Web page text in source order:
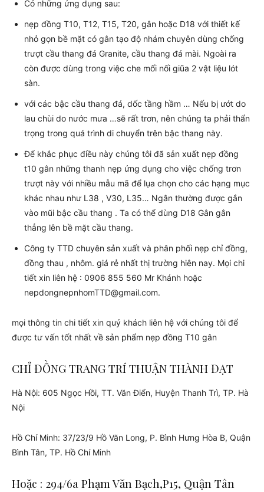
Có những ứng dụng sau:
nẹp đồng T10, T12, T15, T20, gân hoặc D18 với thiết kế
nhỏ gọn bề mặt có gân tạo độ nhám chuyên dùng chống
trượt cầu thang đá Granite, cầu thang đá mài. Ngoài ra
còn được dùng trong việc che mối nối giũa 2 vật liệu lót
sàn.
với các bậc cầu thang đá, dốc tầng hầm … Nếu bị ướt do
lau chùi do nước mưa …sẽ rất trơn, nên chúng ta phải thẩn
trọng trong quá trình di chuyển trên bậc thang này.
Để khắc phục điều này chúng tôi đã sản xuất nẹp đồng
t10 gân những thanh nẹp ứng dụng cho việc chống trơn
trượt này với nhiều mẫu mã để lụa chọn cho các hạng mục
khác nhau như L38 , V30, L35… Ngân thường được gắn
vào mũi bậc cầu thang . Ta có thể dùng D18 Gân gắn
thẳng lên bề mặt cầu thang.
Công ty TTD chuyên sản xuất và phân phối nẹp chỉ đồng,
đồng thau , nhôm. giá rẻ nhất thị trường hiên nay. Mọi chi
tiết xin liên hệ : 0906 855 560 Mr Khánh hoặc
nepdongnepnhomTTD@gmail.com.
mọi thông tin chi tiết xin quý khách liên hệ với chúng tôi để
được tư vấn tốt nhất về sản phẩm nẹp đồng T10 gân
CHỈ ĐỒNG TRANG TRÍ THUẬN THÀNH ĐẠT
Hà Nội: 605 Ngọc Hồi, TT. Văn Điển, Huyện Thanh Trì, TP. Hà
Nội
Hồ Chí Minh: 37/23/9 Hồ Văn Long, P. Bình Hưng Hòa B, Quận
Bình Tân, TP. Hồ Chí Minh
Hoặc : 294/6a Phạm Văn Bạch,P15, Quận Tân